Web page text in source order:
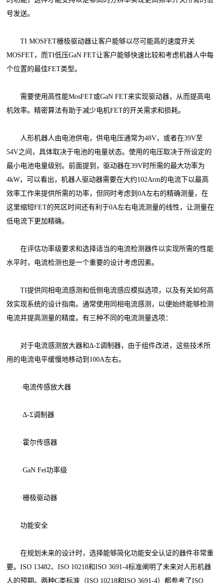
号发送。
TI MOSFET栅极驱动器让客户能够以尽可能高的速度开关
MOSFET，而TI低压GaN FET让客户能够快速比较和考虑机器人中每
个位置的最佳FET类型。
需要使用高性能MosFET或GaN FET来实现驱动器，从而提高电
机效率。精密算法有助于减少电机FET的开关需求和损耗。
人形机器人由电池供电，供电电压通常为48V，或者在39V至
54V之间，具体取决于电池的电量状态。使用的电压取决于所设定的
最小电池电量级别。前面提到，驱动器在39V时所需的最大功率为
4kW，可以看出，机器人驱动器需要在大约102Arm的电流下以最高
效率工作来提供所需的功率，但同时考虑到0A左右的精确测量，在
这里缩短FET的死区时间还有利于0A左右电流测量的线性，让测量在
低电流下更加精确。
在评估功率级要求和选择适当的电流检测器件以实现所需的性能
水平时，电流检测也是一个重要的设计考虑因素。
TI提供同相电流感测和低侧电流感应模拟选项，以及有关如何高
效实现系统的设计指南。通常使用同相电流感测，以便始终能够检测
电流并提高测量的精度。有三种不同的电流测量选项：
对于电流感测放大器和Δ-Σ调制器，由于组件改进，这些技术所
用的电流电平缓慢地移动到100A左右。
·电流传感放大器
·Δ-Σ调制器
·霍尔传感器
·GaN Fet功率级
·栅极驱动器
功能安全
在规划未来的设计时，选择能够简化功能安全认证的器件非常重
要。ISO 13482、ISO 10218和ISO 3691-4标准阐明了未来对人形机器
人的预期。两种C类标准（ISO 10218和ISO 3691-4）都参考了ISO